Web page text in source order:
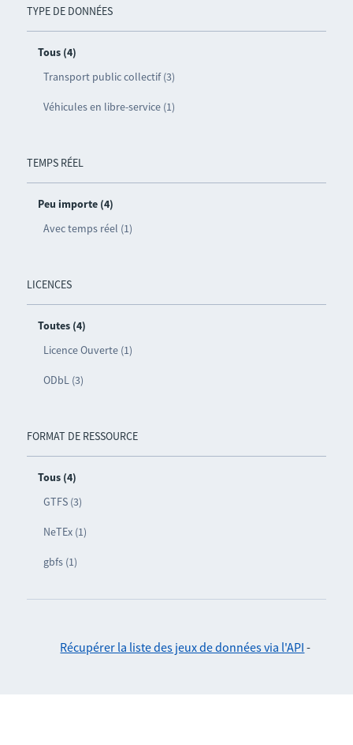
TYPE DE DONNÉES
Tous (4)
Transport public collectif (3)
Véhicules en libre-service (1)
TEMPS RÉEL
Peu importe (4)
Avec temps réel (1)
LICENCES
Toutes (4)
Licence Ouverte (1)
ODbL (3)
FORMAT DE RESSOURCE
Tous (4)
GTFS (3)
NeTEx (1)
gbfs (1)
Récupérer la liste des jeux de données via l'API -